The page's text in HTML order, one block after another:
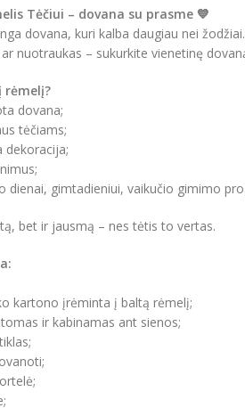
Tėčiui – dovana su prasme 💙
dovana, kuri kalba daugiau nei
nuotraukas – sukurkite vienetinę
rėmelį?
dovana;
tėčiams;
dekoracija;
dienai, gimtadieniui, vaikučio gimimo
bet ir jausmą – nes tėtis to vertas.
kartono įrėminta į baltą rėmelį;
ir kabinamas ant sienos;